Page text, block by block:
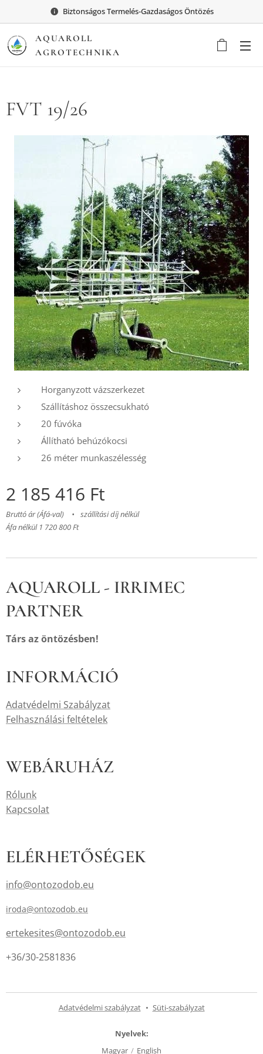
Biztonságos Termelés-Gazdaságos Öntözés
AQUAROLL
AGROTECHNIKA
FVT 19/26
Horganyzott vázszerkezet
Szállításhoz összecsukható
20 fúvóka
Állítható behúzókocsi
26 méter munkaszélesség
2 185 416 Ft
Bruttó ár (Áfá-val)
szállítási díj nélkül
Áfa nélkül 1 720 800 Ft
AQUAROLL - IRRIMEC
PARTNER
Társ az öntözésben!
INFORMÁCIÓ
Adatvédelmi Szabályzat
Felhasználási feltételek
WEBÁRUHÁZ
Rólunk
Kapcsolat
ELÉRHETŐSÉGEK
info@ontozodob.eu
iroda@ontozodob.eu
ertekesites@ontozodob.eu
+36/30-2581836
Adatvédelmi szabályzat Süti-szabályzat
Nyelvek
Magyar
English